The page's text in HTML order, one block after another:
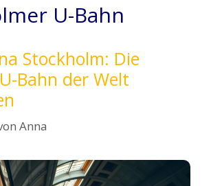
U-Bahn
Stockholm: Die
Bahn der Welt
Anna